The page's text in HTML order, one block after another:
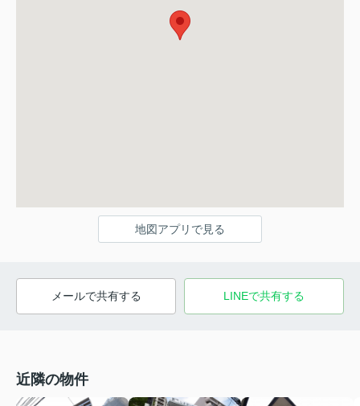
地図アプリで見る
メールで共有する LINEで共有する
近隣の物件